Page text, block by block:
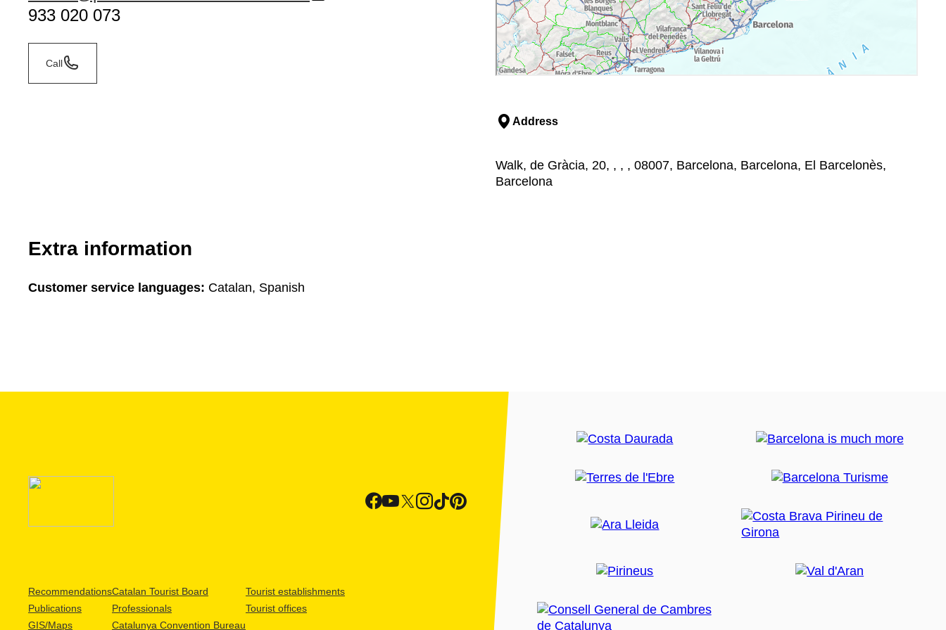
933 020 073
Call
Address
Walk, de Gràcia, 20, , , , 08007, Barcelona, Barcelona, El Barcelonès,
Barcelona
Extra information
Customer service languages: Catalan, Spanish
Recommendations
Publications
GIS/Maps
Catalan Tourist Board
Professionals
Catalunya Convention Bureau
Tourist establishments
Tourist offices